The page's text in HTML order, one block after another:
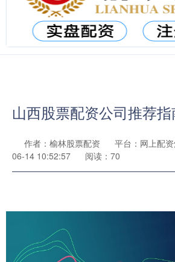
山西股票配资公司推荐指
作者：榆林股票配资 平台：网上配
06-14 10:52:57
阅读：70